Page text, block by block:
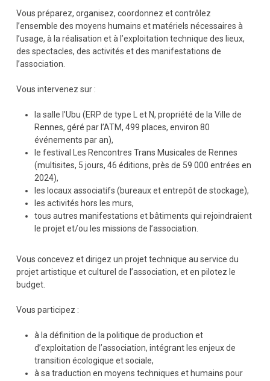
Vous préparez, organisez, coordonnez et contrôlez
l’ensemble des moyens humains et matériels nécessaires à
l’usage, à la réalisation et à l’exploitation technique des lieux,
des spectacles, des activités et des manifestations de
l’association.
Vous intervenez sur :
la salle l’Ubu (ERP de type L et N, propriété de la Ville de
Rennes, géré par l’ATM, 499 places, environ 80
événements par an),
le festival Les Rencontres Trans Musicales de Rennes
(multisites, 5 jours, 46 éditions, près de 59 000 entrées en
2024),
les locaux associatifs (bureaux et entrepôt de stockage),
les activités hors les murs,
tous autres manifestations et bâtiments qui rejoindraient
le projet et/ou les missions de l’association.
Vous concevez et dirigez un projet technique au service du
projet artistique et culturel de l’association, et en pilotez le
budget.
Vous participez :
à la définition de la politique de production et
d’exploitation de l’association, intégrant les enjeux de
transition écologique et sociale,
à sa traduction en moyens techniques et humains pour